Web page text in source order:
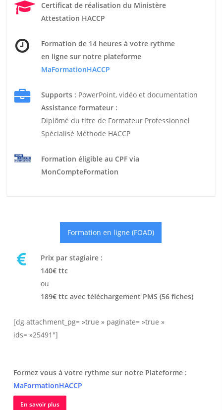
Certificat de réalisation du Ministère
Attestation HACCP
Formation de 14 heures à votre rythme
en ligne sur notre plateforme
MaFormationHACCP
Supports : PowerPoint, vidéo et documentation
Assistance formateur :
Diplômé du titre de Formateur Professionnel
Spécialisé Méthode HACCP
Formation éligible au CPF via
MonCompteFormation
Formation en ligne (FOAD)
Prix par stagiaire :
140€ ttc
ou
189€ ttc avec téléchargement PMS (56 fiches)
[dg attachment_pg= »true » paginate= »true »
ids= »25491″]
Formez vous à votre rythme sur notre Plateforme :
MaFormationHACCP
En savoir plus